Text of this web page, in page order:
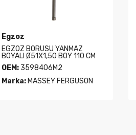
Egzoz
EGZOZ BORUSU YANMAZ
BOYALI Ø51X1,50 BOY 110 CM
OEM:3598406M2
Marka:MASSEY FERGUSON